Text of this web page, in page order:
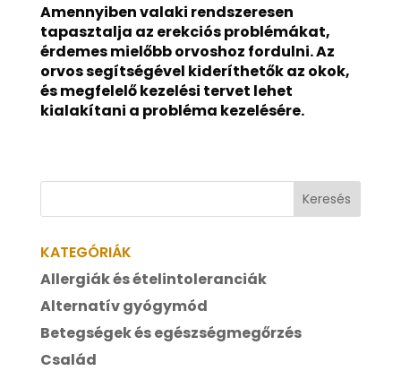
Amennyiben valaki rendszeresen
tapasztalja az erekciós problémákat,
érdemes mielőbb orvoshoz fordulni. Az
orvos segítségével kideríthetők az okok,
és megfelelő kezelési tervet lehet
kialakítani a probléma kezelésére.
KATEGÓRIÁK
Allergiák és ételintoleranciák
Alternatív gyógymód
Betegségek és egészségmegőrzés
Család